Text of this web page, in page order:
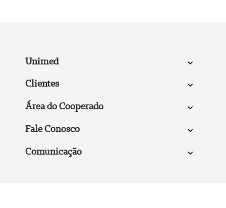
Unimed
Clientes
Área do Cooperado
Fale Conosco
Comunicação